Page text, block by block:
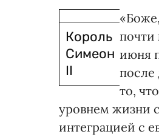
Король
Симеон
II
почти
июня
после
то,
уровнем жизни
интеграцией с